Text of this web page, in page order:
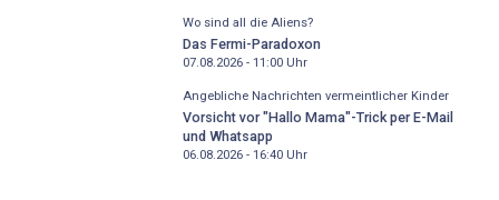
Wo sind all die Aliens?
Das Fermi-Paradoxon
07.08.2026 - 11:00Uhr
Angebliche Nachrichten vermeintlicher Kinder
Vorsicht vor "Hallo Mama"-Trick per E-Mail
und Whatsapp
06.08.2026 - 16:40Uhr